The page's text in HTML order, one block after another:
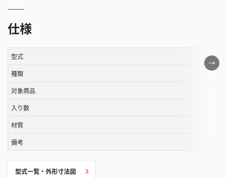
仕様
こ
の
型式
種類
対象商品
入り数
材質
備考
型式一覧・外形寸法図